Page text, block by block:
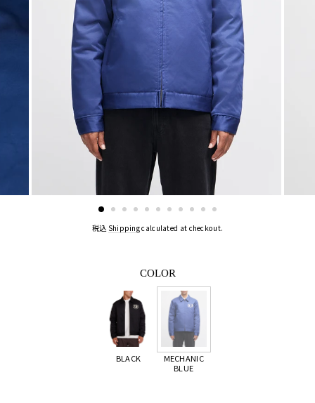
税込 Shippingcalculated at checkout.
COLOR
BLACK
MECHANIC
BLUE